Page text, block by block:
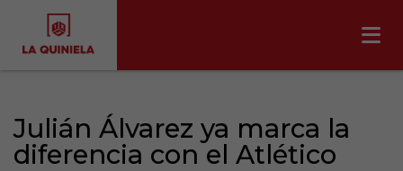
Julián Álvarez ya marca la
diferencia con el Atlético